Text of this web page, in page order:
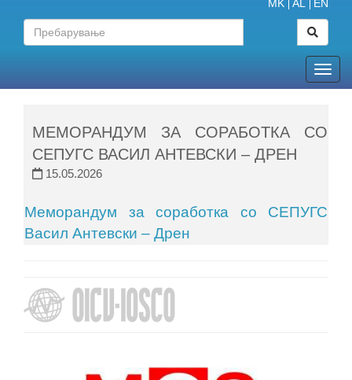
MK AL EN
МЕМОРАНДУМ ЗА СОРАБОТКА СО
СЕПУГС ВАСИЛ АНТЕВСКИ – ДРЕН
15.05.2026
Меморандум за соработка со СЕПУГС
Васил Антевски – Дрен